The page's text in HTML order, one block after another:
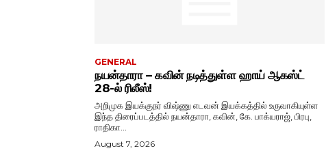
GENERAL
நயன்தாரா – கவின் நடித்துள்ள ஹாய் ஆகஸ்ட்
28-ல் ரிலீஸ்!
அறிமுக இயக்குநர் விஷ்ணு எடவன் இயக்கத்தில் உருவாகியுள்ள
இந்த திரைப்படத்தில் நயன்தாரா, கவின், கே. பாக்யராஜ், பிரபு,
ராதிகா...
August 7, 2026